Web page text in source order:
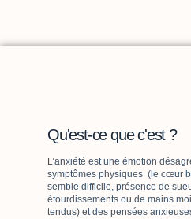
Qu'est-ce que c'est ?
L’anxiété est une émotion
symptômes physiques (le cœur
semble difficile, présence de
étourdissements ou de mains
tendus) et des pensées